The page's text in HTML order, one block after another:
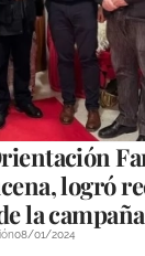
logró
la
08/01/2024